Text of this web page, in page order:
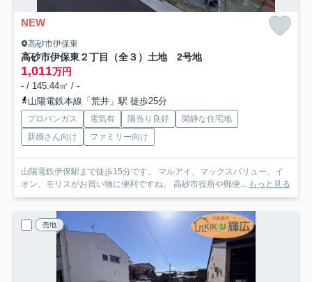
NEW
高砂市伊保東
高砂市伊保東２丁目（全３）土地 2号地
1,011万円
- / 145.44㎡ / -
山陽電鉄本線「荒井」駅 徒歩25分
プロパンガス 電気有 陽当り良好
閑静な住宅地
新婚さん向け
ファミリー向け
山陽電鉄伊保駅まで徒歩15分です。 マルアイ、マックスバリュー、イ
オン、モリスがお買い物に便利ですね。 高砂市役所や郵便... もっと見る
売地